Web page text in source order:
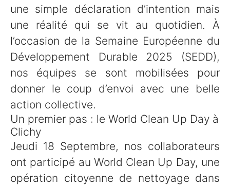
une simple déclaration d’intention mais
une réalité qui se vit au quotidien. À
l’occasion de la Semaine Européenne du
Développement Durable 2025 (SEDD),
nos équipes se sont mobilisées pour
donner le coup d’envoi avec une belle
action collective.
Un premier pas : le World Clean Up Day à
Clichy
Jeudi 18 Septembre, nos collaborateurs
ont participé au World Clean Up Day, une
opération citoyenne de nettoyage dans